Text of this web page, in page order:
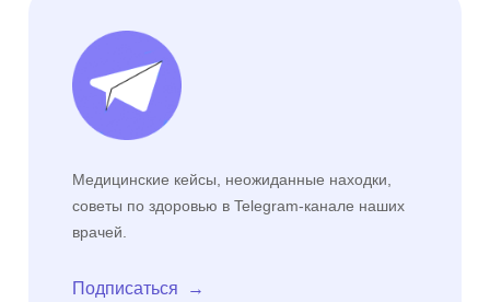
Медицинские кейсы, неожиданные находки,
советы по здоровью в Telegram-канале наших
врачей.
Подписаться